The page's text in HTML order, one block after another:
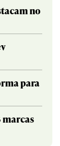
no
para
marcas